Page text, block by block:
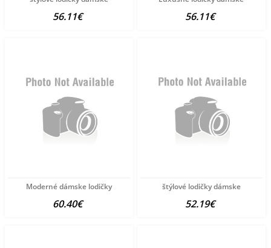
56.11€ 56.11€
Moderné dámske lodičky
60.40€
štýlové lodičky dámske
52.19€